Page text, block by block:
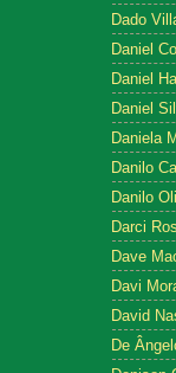
Dado
Daniel
Daniel
Daniel
Daniela
Danilo
Danilo
Darci
Dave
Davi
David
De